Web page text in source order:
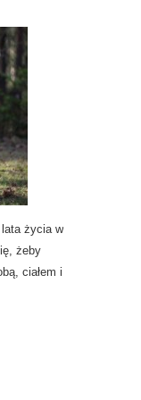
życia w
żeby
ciałem i